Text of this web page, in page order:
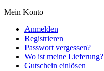
Mein Konto
Anmelden
Registrieren
Passwort vergessen?
Wo ist meine Lieferung?
Gutschein einlösen